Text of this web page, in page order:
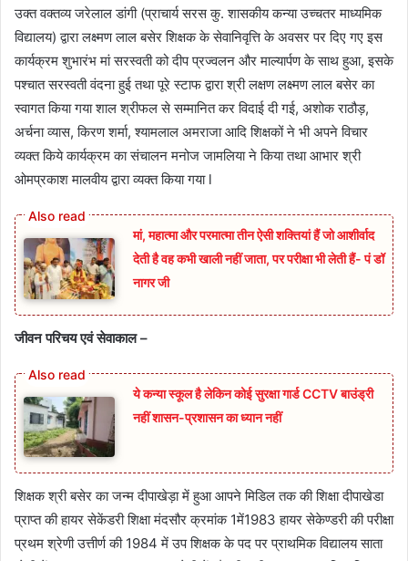
उक्त वक्तव्य जरेलाल डांगी (प्राचार्य सरस कु. शासकीय कन्या उच्चतर माध्यमिक
विद्यालय) द्वारा लक्ष्मण लाल बसेर शिक्षक के सेवानिवृत्ति के अवसर पर दिए गए इस
कार्यक्रम शुभारंभ मां सरस्वती को दीप प्रज्वलन और माल्यार्पण के साथ हुआ, इसके
पश्चात सरस्वती वंदना हुई तथा पूरे स्टाफ द्वारा श्री लक्षण लक्ष्मण लाल बसेर का
स्वागत किया गया शाल श्रीफल से सम्मानित कर विदाई दी गई, अशोक राठौड़,
अर्चना व्यास, किरण शर्मा, श्यामलाल अमराजा आदि शिक्षकों ने भी अपने विचार
व्यक्त किये कार्यक्रम का संचालन मनोज जामलिया ने किया तथा आभार श्री
ओमप्रकाश मालवीय द्वारा व्यक्त किया गया l
मां, महात्मा और परमात्मा तीन ऐसी शक्तियां हैं जो आशीर्वाद
देती है वह कभी खाली नहीं जाता, पर परीक्षा भी लेती हैं- पं डॉ
नागर जी
जीवन परिचय एवं सेवाकाल –
ये कन्या स्कूल है लेकिन कोई सुरक्षा गार्ड CCTV बाउंड्री
नहीं शासन-प्रशासन का ध्यान नहीं
शिक्षक श्री बसेर का जन्म दीपाखेड़ा में हुआ आपने मिडिल तक की शिक्षा दीपाखेडा
प्राप्त की हायर सेकेंडरी शिक्षा मंदसौर क्रमांक 1में1983 हायर सेकेण्डरी की परीक्षा
प्रथम श्रेणी उत्तीर्ण की 1984 में उप शिक्षक के पद पर प्राथमिक विद्यालय साता